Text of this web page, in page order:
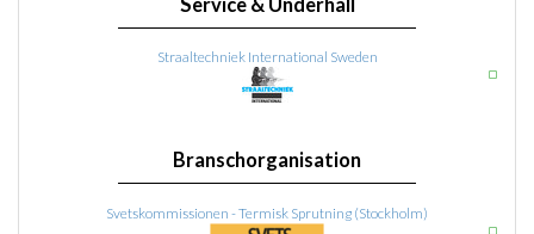
Straaltechniek International Sweden
Branschorganisation
Svetskommissionen - Termisk Sprutning (Stockholm)